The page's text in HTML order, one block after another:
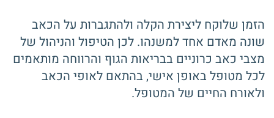
הזמן שלוקח ליצירת הקלה ולהתגברות על הכאב
שונה מאדם אחד למשנהו. לכן הטיפול והניהול של
מצבי כאב כרוניים בבריאות הגוף והרווחה מותאמים
לכל מטופל באופן אישי, בהתאם לאופי הכאב
ולאורח החיים של המטופל.